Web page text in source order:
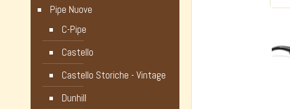
Pipe Nuove
C-Pipe
Castello
Castello Storiche - Vintage
Dunhill